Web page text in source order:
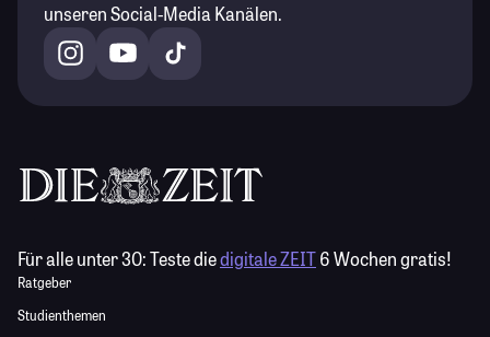
unseren Social-Media Kanälen.
Für alle unter 30:Teste diedigitale ZEIT6 Wochen gratis!
Ratgeber
Studienthemen